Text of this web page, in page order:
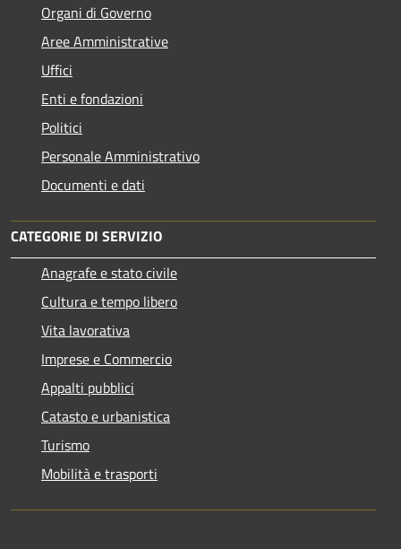
Organi di Governo
Aree Amministrative
Uffici
Enti e fondazioni
Politici
Personale Amministrativo
Documenti e dati
CATEGORIE DI SERVIZIO
Anagrafe e stato civile
Cultura e tempo libero
Vita lavorativa
Imprese e Commercio
Appalti pubblici
Catasto e urbanistica
Turismo
Mobilità e trasporti